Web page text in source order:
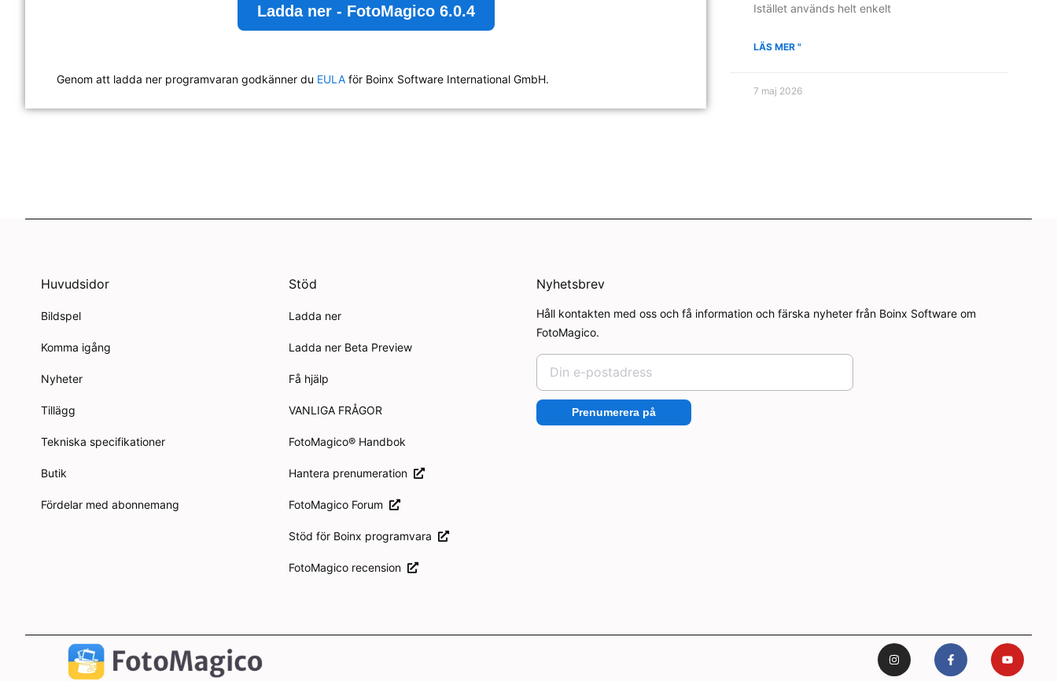
Ladda ner - FotoMagico 6.0.4
Genom att ladda ner programvaran godkänner du EULA för Boinx Software International GmbH.
Istället används helt enkelt
LÄS MER "
7 maj 2026
Huvudsidor
Bildspel
Komma igång
Nyheter
Tillägg
Tekniska specifikationer
Butik
Fördelar med abonnemang
Stöd
Ladda ner
Ladda ner Beta Preview
Få hjälp
VANLIGA FRÅGOR
FotoMagico® Handbok
Hantera prenumeration
FotoMagico Forum
Stöd för Boinx programvara
FotoMagico recension
Nyhetsbrev
Håll kontakten med oss och få information och färska nyheter från Boinx Software om
FotoMagico.
Prenumerera på